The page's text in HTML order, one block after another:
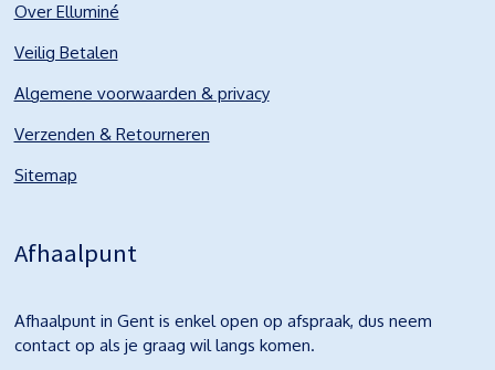
Over Elluminé
Veilig Betalen
Algemene voorwaarden & privacy
Verzenden & Retourneren
Sitemap
Afhaalpunt
Afhaalpunt in Gent is enkel open op afspraak, dus neem
contact op als je graag wil langs komen.